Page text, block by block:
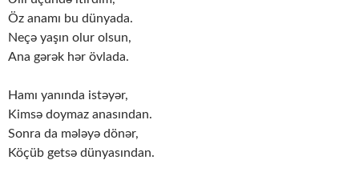
Öz anamı bu dünyada.
Neçə yaşın olur olsun,
Ana gərək hər övlada.
Hamı yanında istəyər,
Kimsə doymaz anasından.
Sonra da mələyə dönər,
Köçüb getsə dünyasından.